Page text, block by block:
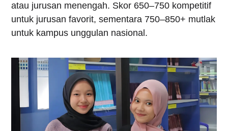
atau jurusan menengah. Skor 650–750 kompetitif
untuk jurusan favorit, sementara 750–850+ mutlak
untuk kampus unggulan nasional.